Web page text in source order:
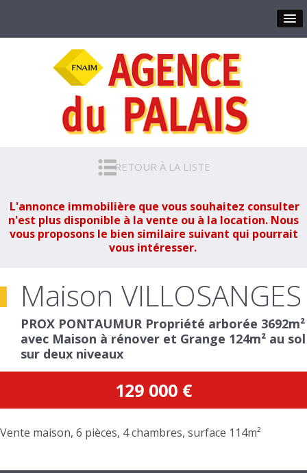
RETOUR À LA LISTE
L'annonce immobilière que vous souhaitez consulter
n'est plus disponible à la vente ou à la location. Nous
vous proposons le bien similaire suivant qui pourrait
vous intéresser.
Maison VILLOSANGES
PROX PONTAUMUR Propriété arborée 3692m²
avec Maison à rénover et Grange 124m² au sol
sur deux niveaux
129 000 €
Vente maison, 6 pièces, 4 chambres, surface 114m²